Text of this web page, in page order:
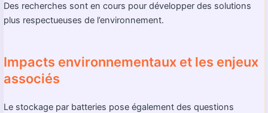
Des recherches sont en cours pour développer des solutions
plus respectueuses de l’environnement.
Impacts environnementaux et les enjeux
associés
Le stockage par batteries pose également des questions